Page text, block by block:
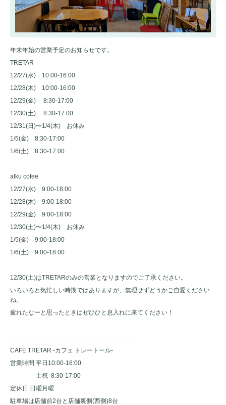
年末年始の営業予定のお知らせです。
TRETAR
12/27(水) 10:00-16:00
12/28(木) 10:00-16:00
12/29(金) 8:30-17:00
12/30(土) 8:30-17:00
12/31(日)〜1/4(木) お休み
1/5(金) 8:30-17:00
1/6(土) 8:30-17:00
alku cofee
12/27(水) 9:00-18:00
12/28(木) 9:00-18:00
12/29(金) 9:00-18:00
12/30(土)〜1/4(木) お休み
1/5(金) 9:00-18:00
1/6(土) 9:00-18:00
12/30(土)はTRETARのみの営業となりますのでご了承ください。
いろいろと気忙しい時期ではありますが、無理せずどうかご自愛ください
ね。
疲れたなーと思ったときはぜひひと息入れに来てください！
-------------------------------------------------------------
CAFE TRETAR -カフェ トレートール-
営業時間 平日10:00-16:00
土祝 8:30-17:00
定休日 日曜月曜
駐車場は店舗前2台と店舗裏側(西側)8台